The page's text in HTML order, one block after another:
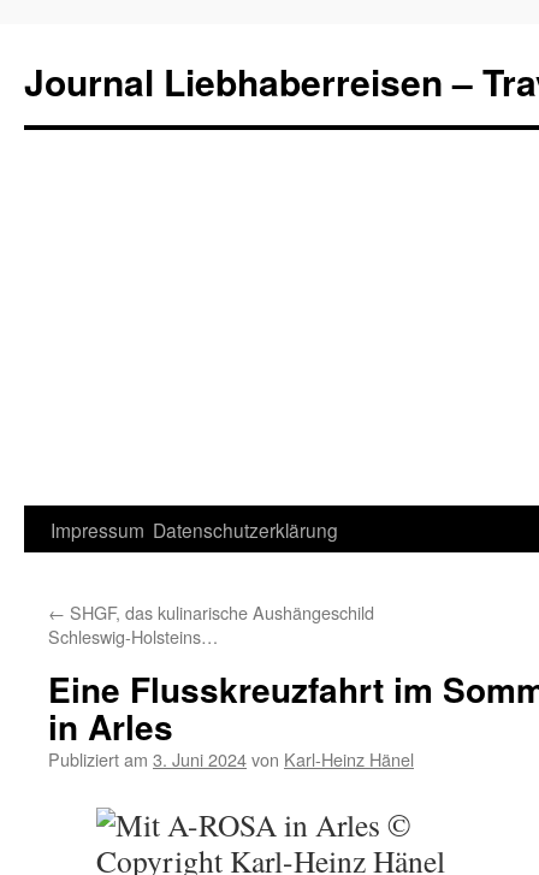
Journal Liebhaberreisen –
Zum
springen
Impressum Datenschutzerklärung
← SHGF, das kulinarische Aushängeschild
Schleswig-Holsteins…
Eine Flusskreuzfahrt im
in Arles
Publiziert am 3. Juni 2024von Karl-Heinz Hänel